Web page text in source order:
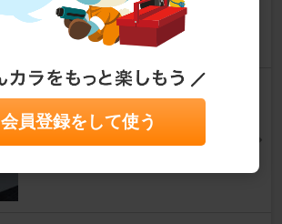
ＷＯＲＫＳ ＲＯＯＭさん
安心メンテナンス6ヶ月点検
Keiワークス
Blue-worksさん
会員登録をして使う